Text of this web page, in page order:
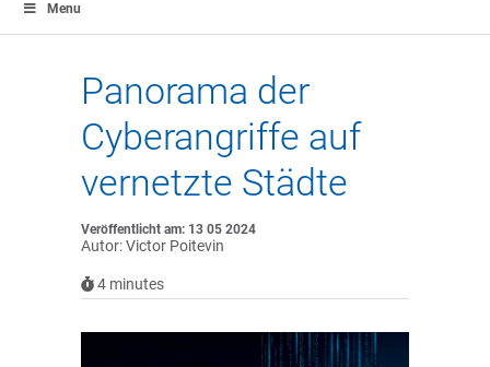
Menu
Panorama der
Cyberangriffe auf
vernetzte Städte
Veröffentlicht am: 13 05 2024
Autor: Victor Poitevin
4 minutes